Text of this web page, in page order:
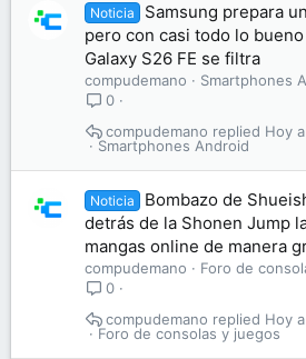
Noticia
Samsung prepara
pero con casi todo lo
Galaxy S26 FE se filtra
compudemano
Smartphones
0
Smartphones Android
Hoy
compudemano
Noticia
Bombazo de
detrás de la Shonen Jump
mangas online de manera
compudemano
Foro de
0
Foro de consolas y juegos
Hoy
compudemano